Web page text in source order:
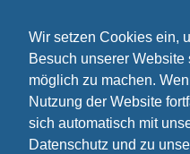
Wir setzen Cookies ein,
Besuch unserer
möglich zu machen.
Nutzung der Website
sich automatisch mit
Datenschutz und zu
©